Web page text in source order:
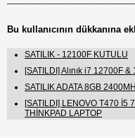
Bu kullanıcının dükkanına
SATILIK - 12100F KUTULU
[SATILDI] Alınık i7 12700F &
SATILIK ADATA 8GB
[SATILDI] LENOVO T470 İ5
THİNKPAD LAPTOP